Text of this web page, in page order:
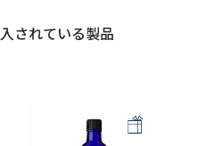
されている製品